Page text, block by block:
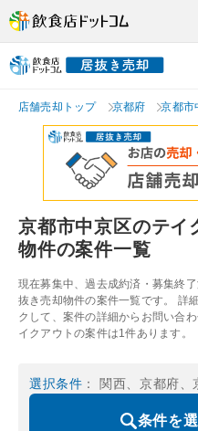
店舗売却トップ 京都府 京都市
京都市中京区のテイ
物件の案件一覧
現在募集中、過去成約済・募集終
抜き売却物件の案件一覧です。 詳
クして、案件の詳細からお問い合
イクアウトの案件は1件あります。
選択条件 ： 関西、京都府
条件を